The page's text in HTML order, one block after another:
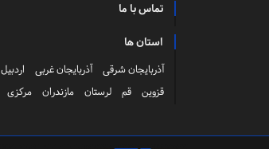
تماس با ما
استان ها
آذربایجان شرقی آذربایجان غربی اردبیل
قزوین
قم لرستان مازندران مرکزی